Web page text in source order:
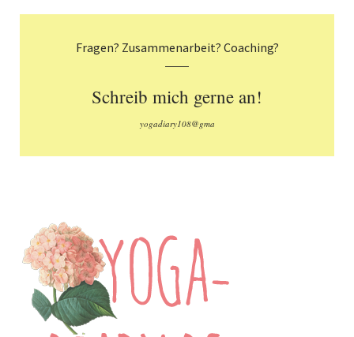
Fragen? Zusammenarbeit? Coaching?
Schreib mich gerne an!
yogadiary108@gma